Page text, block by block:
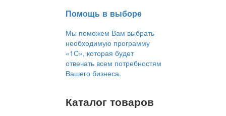
Помощь в выборе
Мы поможем Вам выбрать
необходимую программу
«1С», которая будет
отвечать всем потребностям
Вашего бизнеса.
Каталог товаров